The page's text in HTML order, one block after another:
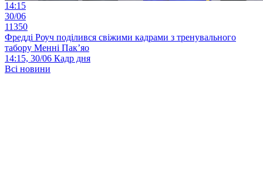
14:15
30/06
11350
Фредді Роуч поділився свіжими кадрами з тренувального
табору Менні Пак’яо
14:15, 30/06 Кадр дня
Всі новини